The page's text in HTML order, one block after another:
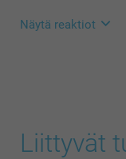
Kirsi
Näytä reaktiot
toivon että
Lämpimin
Liittyvät